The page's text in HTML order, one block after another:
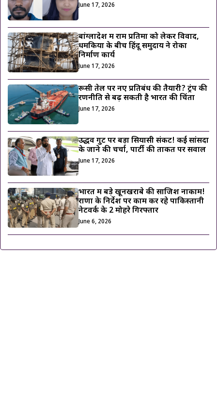
June 17, 2026
बांग्लादेश में राम प्रतिमा को लेकर विवाद,
धमकियों के बीच हिंदू समुदाय ने रोका
निर्माण कार्य
June 17, 2026
रूसी तेल पर नए प्रतिबंध की तैयारी? ट्रंप की
रणनीति से बढ़ सकती है भारत की चिंता
June 17, 2026
उद्धव गुट पर बड़ा सियासी संकट! कई सांसदों
के जाने की चर्चा, पार्टी की ताकत पर सवाल
June 17, 2026
भारत में बड़े खूनखराबे की साजिश नाकाम!
राणा के निर्देश पर काम कर रहे पाकिस्तानी
नेटवर्क के 2 मोहरे गिरफ्तार
June 6, 2026